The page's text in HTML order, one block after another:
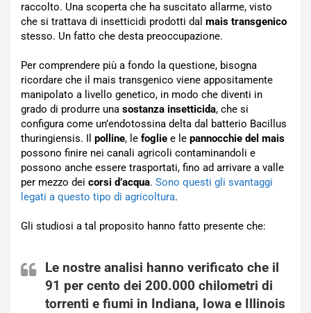
raccolto. Una scoperta che ha suscitato allarme, visto
che si trattava di insetticidi prodotti dal mais transgenico
stesso. Un fatto che desta preoccupazione.
Per comprendere più a fondo la questione, bisogna
ricordare che il mais transgenico viene appositamente
manipolato a livello genetico, in modo che diventi in
grado di produrre una sostanza insetticida, che si
configura come un’endotossina delta dal batterio Bacillus
thuringiensis. Il polline, le foglie e le pannocchie del mais
possono finire nei canali agricoli contaminandoli e
possono anche essere trasportati, fino ad arrivare a valle
per mezzo dei corsi d’acqua. Sono questi gli svantaggi
legati a questo tipo di agricoltura.
Gli studiosi a tal proposito hanno fatto presente che:
Le nostre analisi hanno verificato che il
91 per cento dei 200.000 chilometri di
torrenti e fiumi in Indiana, Iowa e Illinois